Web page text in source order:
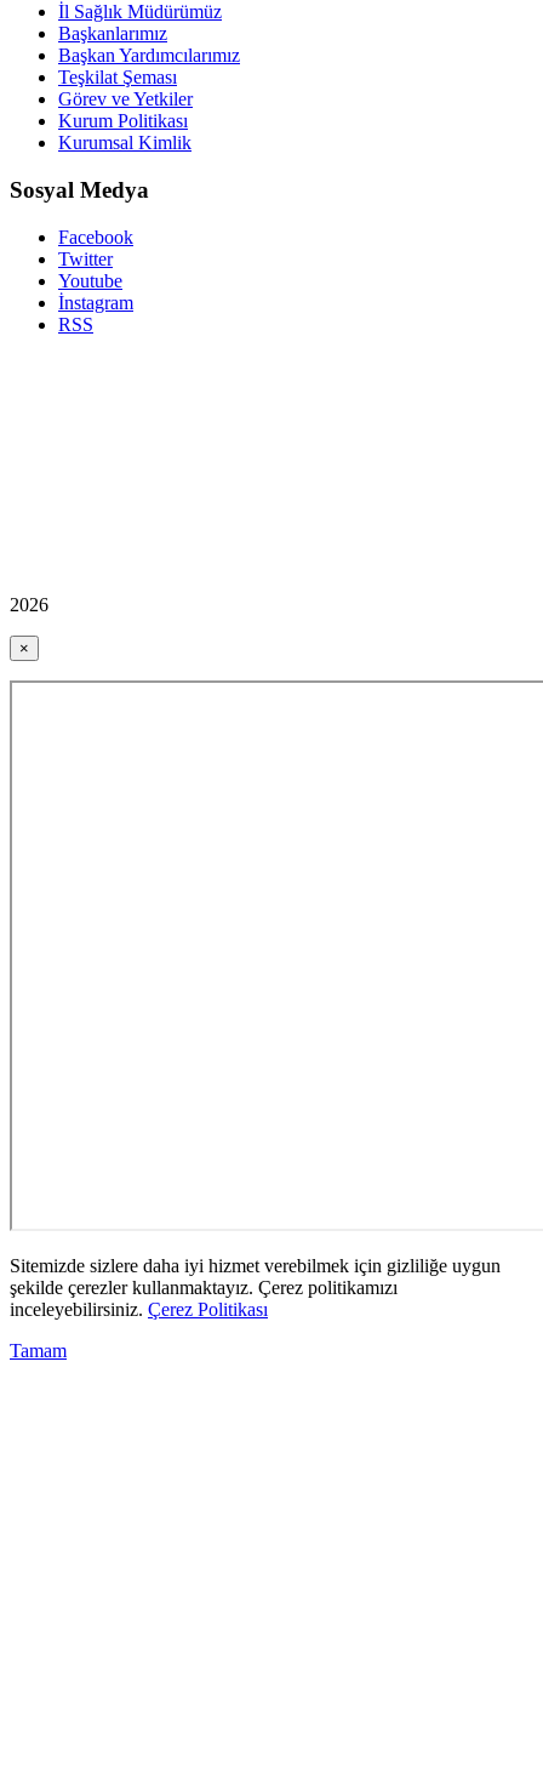
İl Sağlık Müdürümüz
Başkanlarımız
Başkan Yardımcılarımız
Teşkilat Şeması
Görev ve Yetkiler
Kurum Politikası
Kurumsal Kimlik
Sosyal Medya
Facebook
Twitter
Youtube
İnstagram
RSS
2026
×
Sitemizde sizlere daha iyi hizmet verebilmek için gizliliğe uygun
şekilde çerezler kullanmaktayız. Çerez politikamızı
inceleyebilirsiniz. Çerez Politikası
Tamam